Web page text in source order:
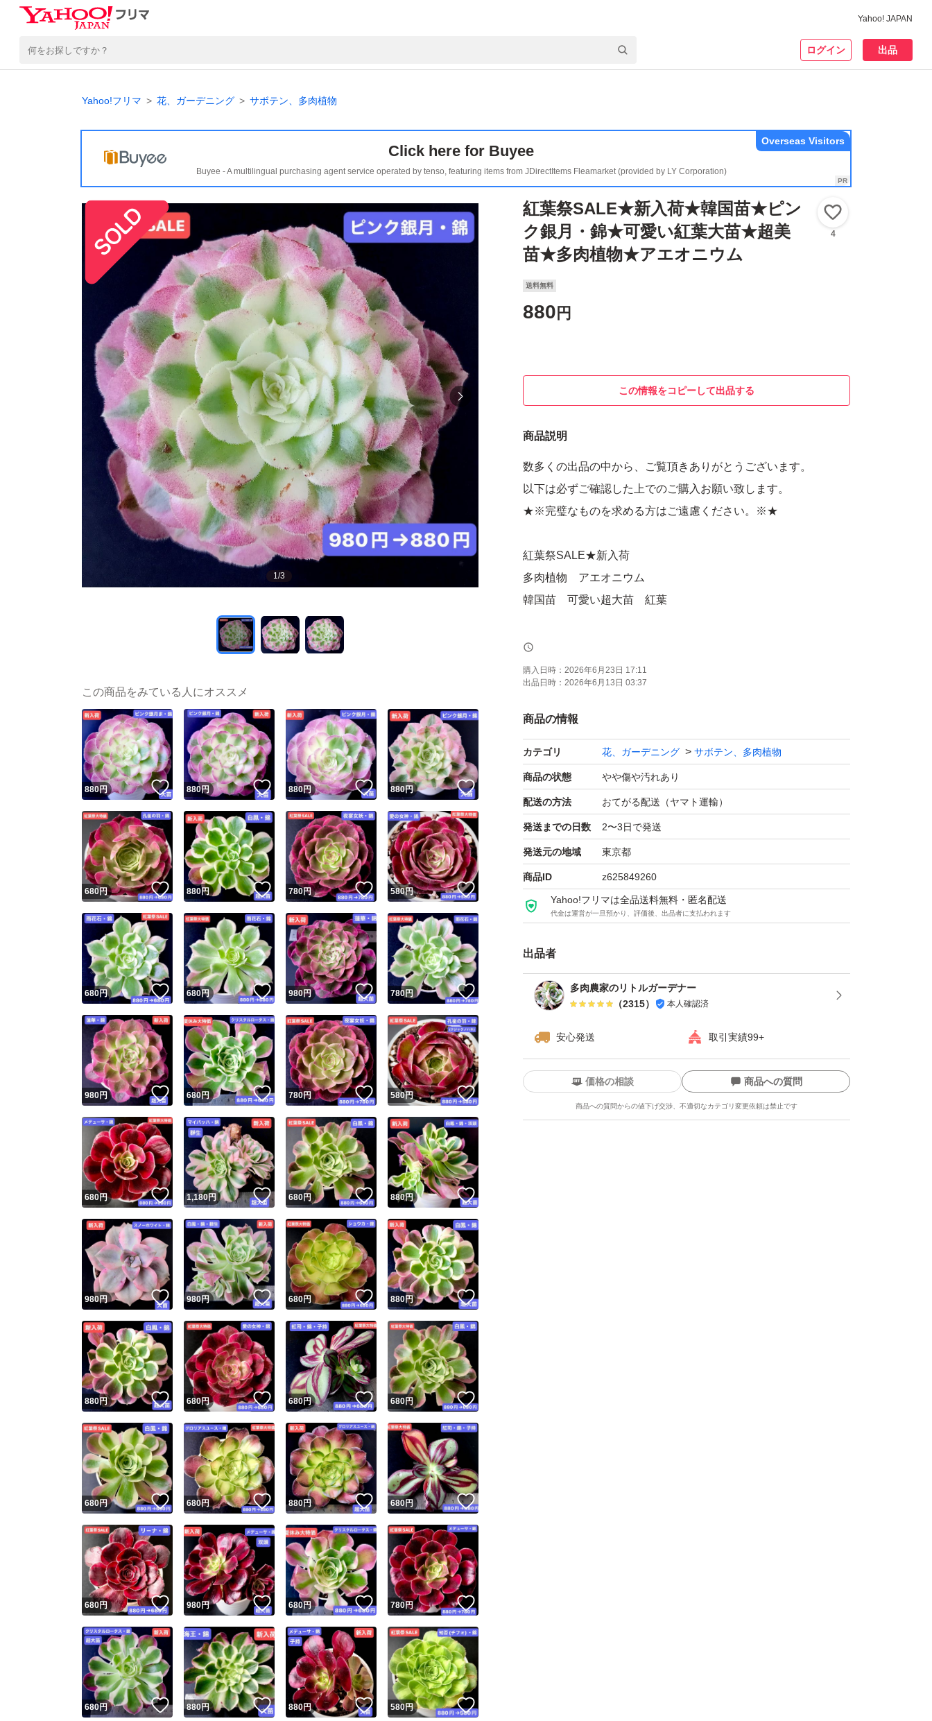
Yahoo! JAPAN
ログイン 出品
Yahoo!フリマ 花、ガーデニング サボテン、多肉植物
Click here for Buyee
Buyee - A multilingual purchasing agent service operated by tenso, featuring items from JDirectItems Fleamarket (provided by LY Corporation)
Overseas Visitors
1/3
紅葉祭SALE★新入荷★韓国苗★ピン
ク銀月・錦★可愛い紅葉大苗★超美
苗★多肉植物★アエオニウム
4
送料無料
880 円
この情報をコピーして出品する
商品説明
数多くの出品の中から、ご覧頂きありがとうございます。
以下は必ずご確認した上でのご購入お願い致します。
★※完璧なものを求める方はご遠慮ください。※★
紅葉祭SALE★新入荷
多肉植物 アエオニウム
韓国苗 可愛い超大苗 紅葉
ピンク銀月 錦 レア種
1苗=980円→880円
とっても綺麗な子です。
在庫あり
鉢サイズは6cm、参考にしてください。
写真は06月12日撮影した。
カット苗ですが発根管理中。
写真は現物ですけど、
入荷時から小さな傷、爪折れ等あります。
輸入苗にご理解ある方お願いします*
紅葉がさめている子もいます。
多数の多肉商品をまとめて同梱の場合、
2個目から、1個ずつ150円値引があります、
購入日時： 2026年6月23日 17:11
出品日時： 2026年6月13日 03:37
商品の情報
カテゴリ 花、ガーデニング サボテン、多肉植物
商品の状態 やや傷や汚れあり
配送の方法 おてがる配送（ヤマト運輸）
発送までの日数 2〜3日で発送
発送元の地域 東京都
商品ID z625849260
Yahoo!フリマは全品送料無料・匿名配送
代金は運営が一旦預かり、評価後、出品者に支払われます
出品者
多肉農家のリトルガーデナー
（2315） 本人確認済
安心発送 取引実績99+
ユーザーの実績について
Yahoo!フリマが定めた一定の基準を満たしたユーザーにバッジを付与しています
安心取引出品者
安心取引出品者 Yahoo!フリマの基準をクリアした安心・安全なユーザーです
取引実績
取引実績◯+ このユーザーはYahoo!フリマの取引を完了させた実績があります
他フリマ実績◯+ このユーザーは他フリマサービスでの取引実績があります
スピード&安心発送
※このバッジは実績に基づく表示であり、発送を保証しているものではありません
スピード＆安心発送
このユーザーは高頻度で24時間以内＆設定した発送日数内に発送してい
ます
価格の相談 商品への質問
商品への質問からの値下げ交渉、不適切なカテゴリ変更依頼は禁止です
この商品の情報をコピーします
商品画像の無断転載は禁止されています
コピーは1商品につき1回です
出品ページへ
キャンセル
この商品をみている人にオススメ
880円 いいね！
880円 いいね！
880円 いいね！
880円
680円 いいね！
880円 いいね！
780円 いいね！
580円
680円 いいね！
680円 いいね！
980円 いいね！
780円
980円 いいね！
680円 いいね！
780円 いいね！
580円
680円 いいね！
1,180円 いいね！
680円 いいね！
880円 いいね！
980円 いいね！
980円 いいね！
680円 いいね！
880円 いいね！
880円 いいね！
680円 いいね！
680円 いいね！
680円
680円 いいね！
680円 いいね！
880円 いいね！
680円 いいね！
680円 いいね！
980円 いいね！
680円 いいね！
780円
680円 いいね！
880円 いいね！
880円 いいね！
580円